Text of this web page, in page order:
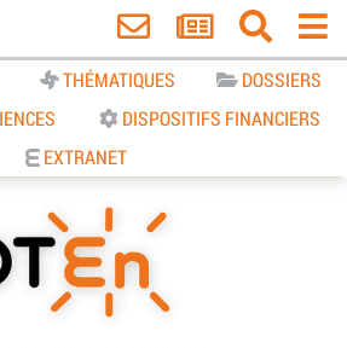
THÉMATIQUES
DOSSIERS
DISPOSITIFS FINANCIERS
EXTRANET